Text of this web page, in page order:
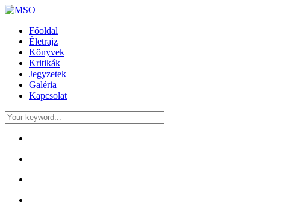
Főoldal
Életrajz
Könyvek
Kritikák
Jegyzetek
Galéria
Kapcsolat